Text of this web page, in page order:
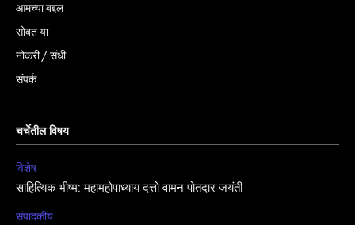
आमच्या बद्दल
सोबत या
नोकरी / संधी
संपर्क
चर्चेतील विषय
विशेष
साहित्यिक भीष्म: महामहोपाध्याय दत्तो वामन पोतदार जयंती
संपादकीय